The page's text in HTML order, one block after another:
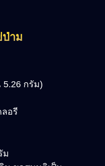
ป่าม
กรัม)
อรี
ม